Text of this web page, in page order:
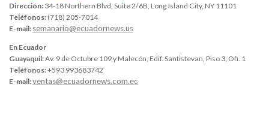
Dirección: 34-18 Northern Blvd, Suite 2/6B, Long Island City, NY 11101
Teléfonos: (718) 205-7014
E-mail: semanario@ecuadornews.us
En Ecuador
Guayaquil:Av. 9 de Octubre 109 y Malecón, Edif. Santistevan, Piso 3, Ofi. 1
Teléfonos:+593 993683742
E-mail:ventas@ecuadornews.com.ec